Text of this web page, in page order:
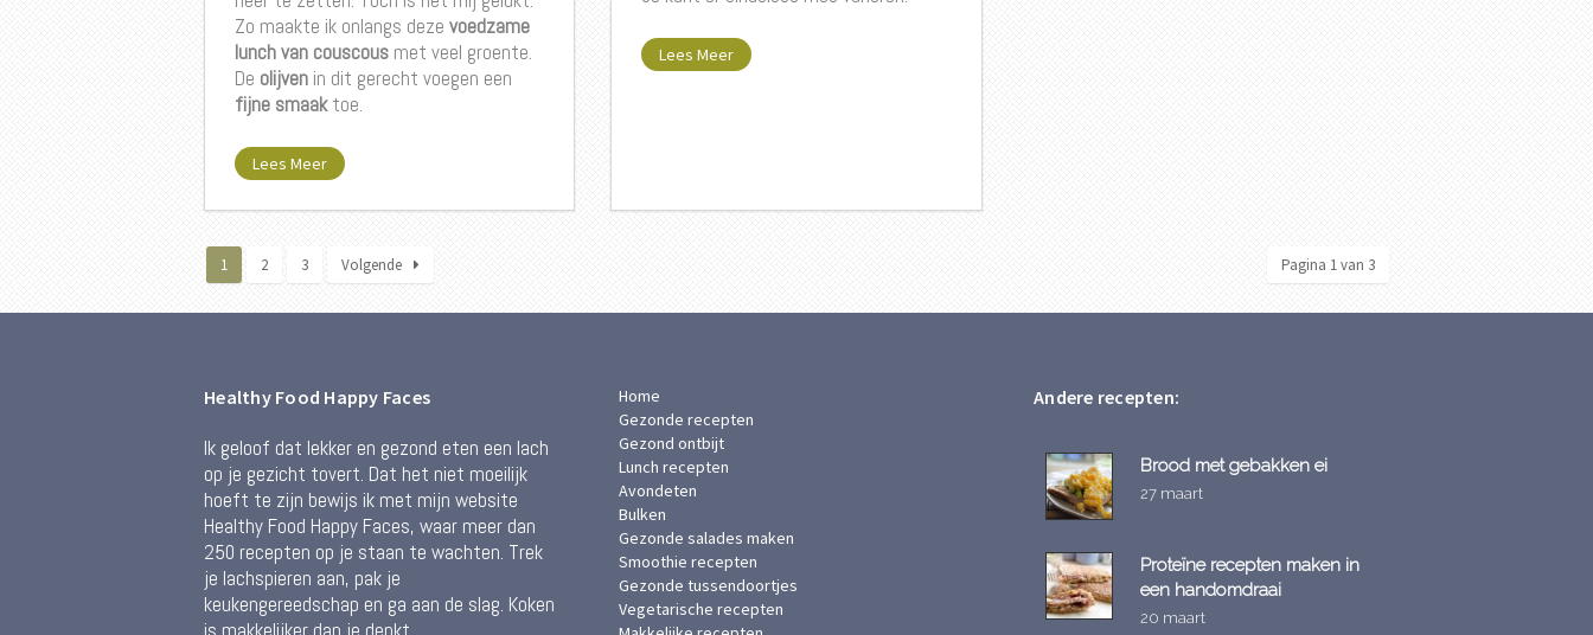
Zo maakte ik onlangs deze voedzame
lunch van couscous met veel groente.
De olijven in dit gerecht voegen een
fijne smaaktoe.
Lees Meer
Lees Meer
1 2 3 Volgende Pagina 1 van 3
Healthy Food Happy Faces
Ik geloof dat lekker en gezond eten een lach
op je gezicht tovert. Dat het niet moeilijk
hoeft te zijn bewijs ik met mijn website
Healthy Food Happy Faces, waar meer dan
250 recepten op je staan te wachten. Trek
je lachspieren aan, pak je
keukengereedschap en ga aan de slag. Koken
is makkelijker dan je denkt.
Home
Gezonde recepten
Gezond ontbijt
Lunch recepten
Avondeten
Bulken
Gezonde salades maken
Smoothie recepten
Gezonde tussendoortjes
Vegetarische recepten
Andere recepten:
Brood met gebakken ei
27 maart
Proteïne recepten maken in
een handomdraai
20 maart